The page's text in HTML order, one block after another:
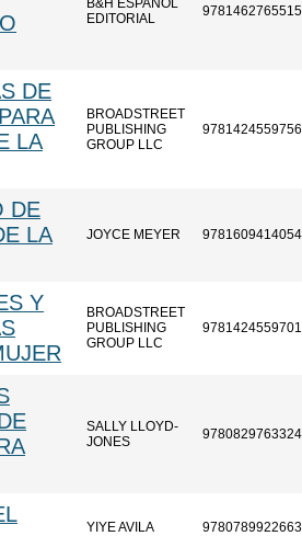
B&H ESPAÑOL
EDITORIAL
9781462765515
DE
LA
BROADSTREET
PUBLISHING
GROUP LLC
9781424559756
DE
LA
JOYCE MEYER 9781609414054
Y
BROADSTREET
PUBLISHING
GROUP LLC
9781424559701
SALLY LLOYD-
JONES
9780829763324
YIYE AVILA 9780789922663